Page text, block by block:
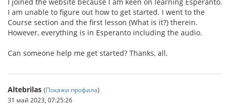
I am unable to figure out how to get started. I went to the
Course section and the first lesson (What is it?) therein.
However, everything is in Esperanto including the audio.
Can someone help me get started? Thanks, all.
Altebrilas (Покажи профила)
31 май 2023, 07:25:26